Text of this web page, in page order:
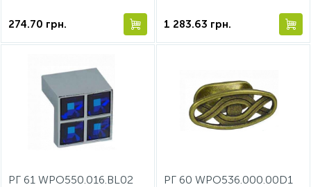
274.70 грн. 1 283.63 грн.
РГ 61 WPO550.016.BL02 РГ 60 WPO536.000.00D1